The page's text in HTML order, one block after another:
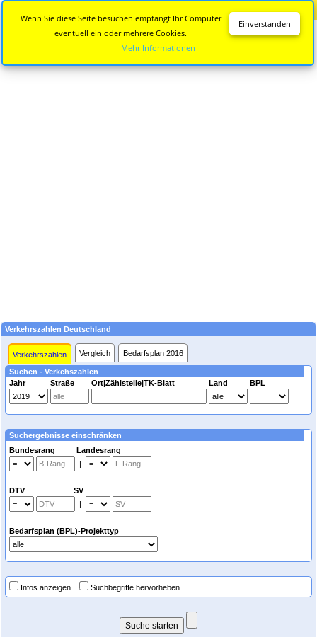
Verkehrszahlen Deutschland
Verkehrszahlen Vergleich Bedarfsplan 2016
Suchen - Verkehszahlen
Jahr
Straße Ort|Zählstelle|TK-Blatt Land BPL
Suchergebnisse einschränken
Bundesrang Landesrang
|
DTV SV
|
Bedarfsplan (BPL)-Projekttyp
Infos anzeigen Suchbegriffe hervorheben
Einverstanden
Wenn Sie diese Seite besuchen empfängt Ihr Computer
eventuell ein oder mehrere Cookies.
Mehr Informationen